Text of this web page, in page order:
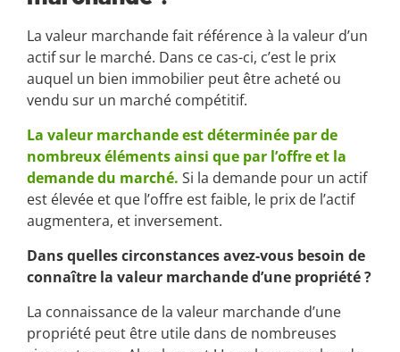
La valeur marchande fait référence à la valeur d’un
actif sur le marché. Dans ce cas-ci, c’est le prix
auquel un bien immobilier peut être acheté ou
vendu sur un marché compétitif.
La valeur marchande est déterminée par de
nombreux éléments ainsi que par l’offre et la
demande du marché. Si la demande pour un actif
est élevée et que l’offre est faible, le prix de l’actif
augmentera, et inversement.
Dans quelles circonstances avez-vous besoin de
connaître la valeur marchande d’une propriété ?
La connaissance de la valeur marchande d’une
propriété peut être utile dans de nombreuses